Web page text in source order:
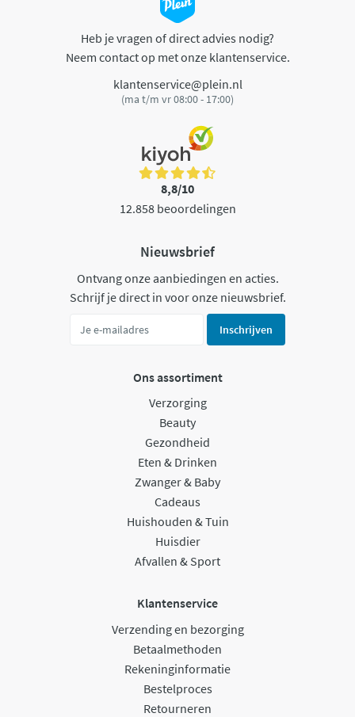
Heb je vragen of direct advies nodig?
Neem contact op met onze klantenservice.
klantenservice@plein.nl
(ma t/m vr 08:00 - 17:00)
8,8/10
12.858 beoordelingen
Nieuwsbrief
Ontvang onze aanbiedingen en acties.
Schrijf je direct in voor onze nieuwsbrief.
Inschrijven
Ons assortiment
Verzorging
Beauty
Gezondheid
Eten & Drinken
Zwanger & Baby
Cadeaus
Huishouden & Tuin
Huisdier
Afvallen & Sport
Klantenservice
Verzending en bezorging
Betaalmethoden
Rekeninginformatie
Bestelproces
Retourneren